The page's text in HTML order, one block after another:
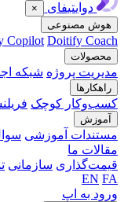
دوایتیفای
×
مصنوعی
Copilot Doitify
پروژه شبکه
کوچک فریلنسرها
آموزشی سوال
ما
سازمانی تماس
EN
به اپ